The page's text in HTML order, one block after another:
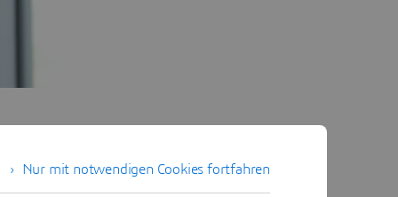
Nur mit notwendigen Cookies fortfahren